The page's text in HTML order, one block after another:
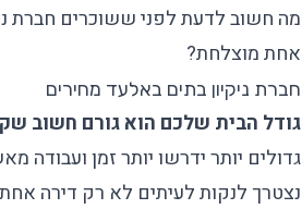
מה חשוב לדעת לפני ששוכרים חברת
אחת מוצלחת?
חברת ניקיון בתים באלעד מחירים
גודל הבית שלכם הוא גורם חשוב
גדולים יותר ידרשו יותר זמן
נצטרך לנקות לעיתים לא רק דירה